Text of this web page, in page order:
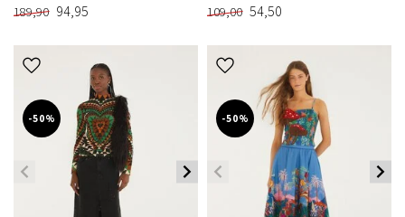
189,90 94,95 109,00 54,50
-50% -50%